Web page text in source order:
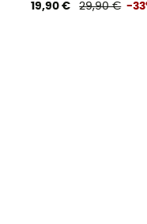
19,90 € 29,90 € -